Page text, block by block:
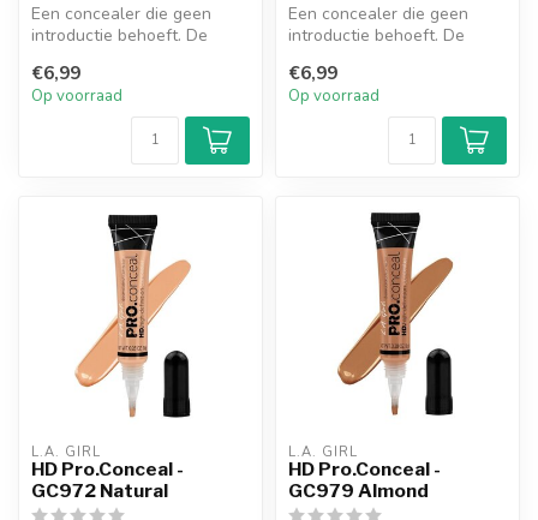
Een concealer die geen
introductie behoeft. De
biedt...
€6,99
Op voorraad
Een concealer die geen
introductie behoeft. De
biedt...
€6,99
Op voorraad
L.A. GIRL
HD Pro.Conceal -
GC972 Natural
L.A. GIRL
HD Pro.Conceal -
GC979 Almond